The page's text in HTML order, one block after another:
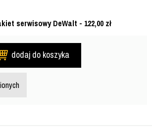
serwisowy DeWalt - 122,00 zł
dodaj do koszyka